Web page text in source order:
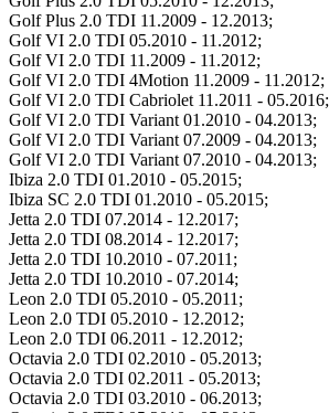
Golf Plus 2.0 TDI 11.2009 - 12.2013;
Golf VI 2.0 TDI 05.2010 - 11.2012;
Golf VI 2.0 TDI 11.2009 - 11.2012;
Golf VI 2.0 TDI 4Motion 11.2009 - 11.2012;
Golf VI 2.0 TDI Cabriolet 11.2011 - 05.2016;
Golf VI 2.0 TDI Variant 01.2010 - 04.2013;
Golf VI 2.0 TDI Variant 07.2009 - 04.2013;
Golf VI 2.0 TDI Variant 07.2010 - 04.2013;
Ibiza 2.0 TDI 01.2010 - 05.2015;
Ibiza SC 2.0 TDI 01.2010 - 05.2015;
Jetta 2.0 TDI 07.2014 - 12.2017;
Jetta 2.0 TDI 08.2014 - 12.2017;
Jetta 2.0 TDI 10.2010 - 07.2011;
Jetta 2.0 TDI 10.2010 - 07.2014;
Leon 2.0 TDI 05.2010 - 05.2011;
Leon 2.0 TDI 05.2010 - 12.2012;
Leon 2.0 TDI 06.2011 - 12.2012;
Octavia 2.0 TDI 02.2010 - 05.2013;
Octavia 2.0 TDI 02.2011 - 05.2013;
Octavia 2.0 TDI 03.2010 - 06.2013;